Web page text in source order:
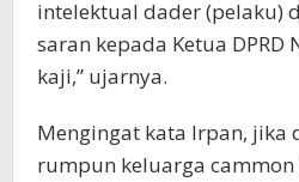
intelektual dader (pelaku)
saran kepada Ketua DPRD
kaji,” ujarnya.
Mengingat kata Irpan, jika
rumpun keluarga cammon